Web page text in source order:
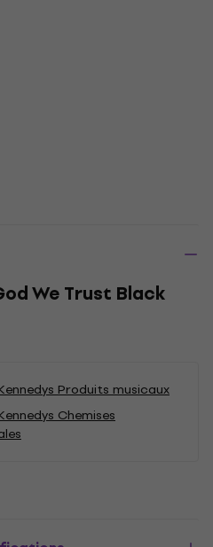
We Trust Black
Produits musicaux
Chemises